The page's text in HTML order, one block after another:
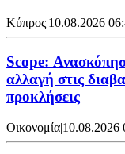
Κύπρος|10.08.2026
Scope:
αλλαγή στις
προκλήσεις
Οικονομία|10.08.2026